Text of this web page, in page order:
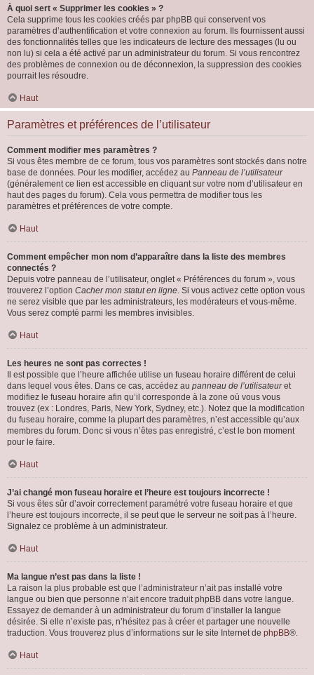
À quoi sert « Supprimer les cookies » ?
Cela supprime tous les cookies créés par phpBB qui conservent vos
paramètres d’authentification et votre connexion au forum. Ils fournissent aussi
des fonctionnalités telles que les indicateurs de lecture des messages (lu ou
non lu) si cela a été activé par un administrateur du forum. Si vous rencontrez
des problèmes de connexion ou de déconnexion, la suppression des cookies
pourrait les résoudre.
Haut
Paramètres et préférences de l’utilisateur
Comment modifier mes paramètres ?
Si vous êtes membre de ce forum, tous vos paramètres sont stockés dans notre
base de données. Pour les modifier, accédez au Panneau de l’utilisateur
(généralement ce lien est accessible en cliquant sur votre nom d’utilisateur en
haut des pages du forum). Cela vous permettra de modifier tous les
paramètres et préférences de votre compte.
Haut
Comment empêcher mon nom d’apparaître dans la liste des membres
connectés ?
Depuis votre panneau de l’utilisateur, onglet « Préférences du forum », vous
trouverez l’option Cacher mon statut en ligne. Si vous activez cette option vous
ne serez visible que par les administrateurs, les modérateurs et vous-même.
Vous serez compté parmi les membres invisibles.
Haut
Les heures ne sont pas correctes !
Il est possible que l’heure affichée utilise un fuseau horaire différent de celui
dans lequel vous êtes. Dans ce cas, accédez au panneau de l’utilisateuret
modifiez le fuseau horaire afin qu’il corresponde à la zone où vous vous
trouvez (ex : Londres, Paris, New York, Sydney, etc.). Notez que la modification
du fuseau horaire, comme la plupart des paramètres, n’est accessible qu’aux
membres du forum. Donc si vous n’êtes pas enregistré, c’est le bon moment
pour le faire.
Haut
J’ai changé mon fuseau horaire et l’heure est toujours incorrecte !
Si vous êtes sûr d’avoir correctement paramétré votre fuseau horaire et que
l’heure est toujours incorrecte, il se peut que le serveur ne soit pas à l’heure.
Signalez ce problème à un administrateur.
Haut
Ma langue n’est pas dans la liste !
La raison la plus probable est que l’administrateur n’ait pas installé votre
langue ou bien que personne n’ait encore traduit phpBB dans votre langue.
Essayez de demander à un administrateur du forum d’installer la langue
désirée. Si elle n’existe pas, n’hésitez pas à créer et partager une nouvelle
traduction. Vous trouverez plus d’informations sur le site Internet de phpBB®.
Haut